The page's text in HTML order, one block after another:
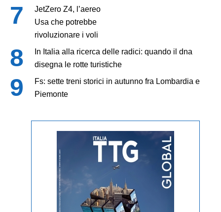
JetZero Z4, l’aereo
Usa che potrebbe
rivoluzionare i voli
In Italia alla ricerca delle radici: quando il dna
disegna le rotte turistiche
Fs: sette treni storici in autunno fra Lombardia e
Piemonte